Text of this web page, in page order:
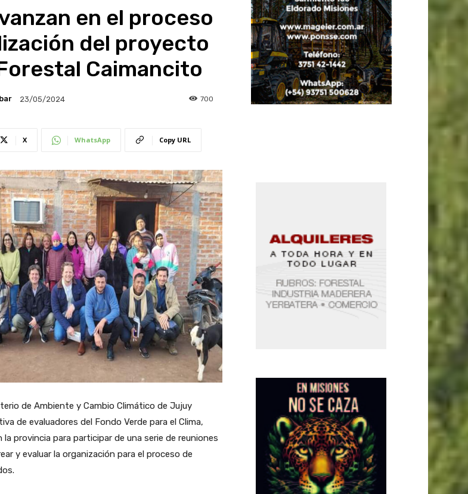
en el proceso
del proyecto
Caimancito
23/05/2024 700
X WhatsApp Copy URL
de Ambiente y Cambio Climático de Jujuy
de evaluadores del Fondo Verde para el Clima,
provincia para participar de una serie de reuniones
y evaluar la organización para el proceso de